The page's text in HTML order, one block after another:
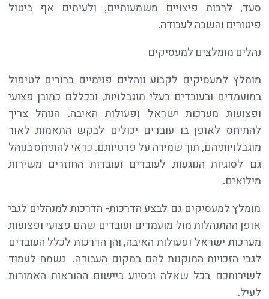
סעד, לרבות פיצויים משמעותיים, ולעיתים אף ביטול
פיטורים והשבה לעבודה.
נהלים מומלצים למעסיקים
מומלץ למעסיקים לקבוע נוהלים פנימיים ברורים לטיפול
במועמדים ובעובדים בעלי מוגבלויות, ובכללם כמובן פצועי
ופצועות מערכות ישראל ופעולות האיבה. הנוהל צריך
להתיחס לאופן בו עובדים יכולים לבקש התאמות לאור
מוגבלויותיהם, תוך שמירה על פרטיותם. כדאי להתיחס בנוהל
גם לסוגיות הנוגעות לעובדים ועובדות החוזרים משירות
מילואים.
מומלץ למעסיקים גם לבצע הדרכות- הדרכות למנהלים לגבי
אופן ההתנהלות מול מועמדים ועובדים שהם פצועי ופצועות
מערכות ישראל ופעולות האיבה, והן הדרכות לכלל העובדים
לגבי הזכויות המוקנות להם במקום העבודה. נשמח לעמוד
לשירותכם בכל שאלה ובסיוע ביישום ההוראות האמורות
לעיל.